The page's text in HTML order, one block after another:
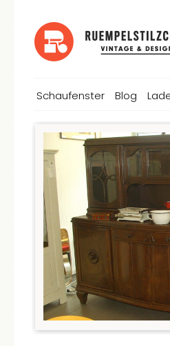
Schaufenster Blog